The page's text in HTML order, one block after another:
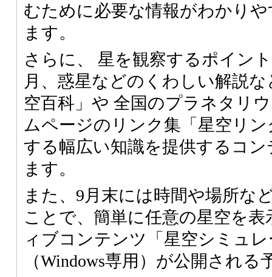
むために必要な情報がわかり
ます。
さらに、 星を観察するポイン
月、惑星などのくわしい解説
空百科」や 全国のプラネタリ
ムページのリンク集「星空リ
する幅広い知識を提供するコ
ます。
また、9月末には時間や場所な
ことで、簡単に任意の星空を
ィブコンテンツ「星空シミュ
（Windows専用）が公開される